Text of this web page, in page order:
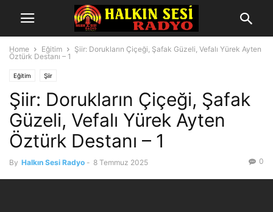
Home Eğitim
Şiir: Dorukların Çiçeği, Şafak Güzeli, Vefalı Yürek Ayten
Öztürk Destanı – 1
Eğitim Şiir
Şiir: Dorukların Çiçeği, Şafak
Güzeli, Vefalı Yürek Ayten
Öztürk Destanı – 1
By Halkın Sesi Radyo - 8 Temmuz 2025 0